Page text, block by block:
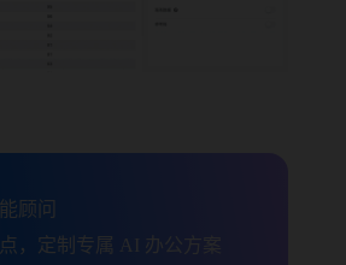
顾问
，定制专属 AI 办公方案